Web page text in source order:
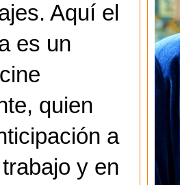
Aquí el
es un
quien
a
y en